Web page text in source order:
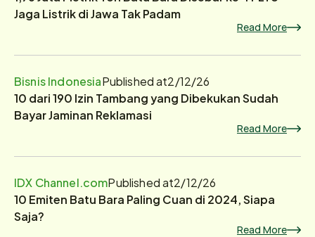
Jaga Listrik di Jawa Tak Padam
Read More
Bisnis IndonesiaPublished at2/12/26
10 dari 190 Izin Tambang yang Dibekukan Sudah
Bayar Jaminan Reklamasi
Read More
IDX Channel.comPublished at2/12/26
10 Emiten Batu Bara Paling Cuan di 2024, Siapa
Saja?
Read More